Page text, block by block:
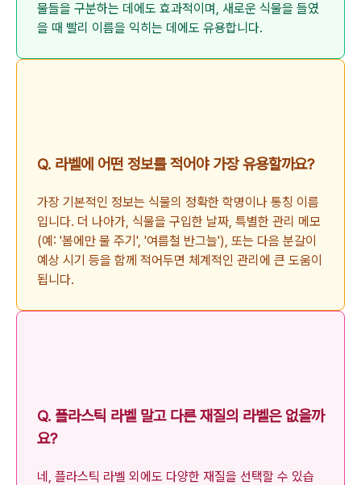
물들을 구분하는 데에도 효과적이며, 새로운 식물을 들였
을 때 빨리 이름을 익히는 데에도 유용합니다.
Q. 라벨에 어떤 정보를 적어야 가장 유용할까요?
가장 기본적인 정보는 식물의 정확한 학명이나 통칭 이름
입니다. 더 나아가, 식물을 구입한 날짜, 특별한 관리 메모
(예: '봄에만 물 주기', '여름철 반그늘'), 또는 다음 분갈이
예상 시기 등을 함께 적어두면 체계적인 관리에 큰 도움이
됩니다.
Q. 플라스틱 라벨 말고 다른 재질의 라벨은 없을까
요?
네, 플라스틱 라벨 외에도 다양한 재질을 선택할 수 있습